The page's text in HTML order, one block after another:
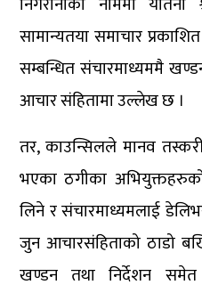
सामान्यतया समाचार
सम्बन्धित संचारमाध्यममै
आचार संहितामा उल्लेख छ ।
तर, काउन्सिलले मानव
भएका ठगीका
लिने र संचारमाध्यमलाई
जुन आचारसंहिताको ठाडो
खण्डन तथा निर्देशन समेत